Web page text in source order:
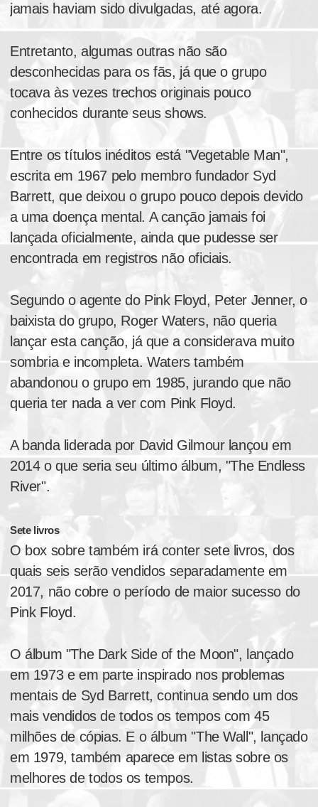
jamais haviam sido divulgadas, até agora.
Entretanto, algumas outras não são
desconhecidas para os fãs, já que o grupo
tocava às vezes trechos originais pouco
conhecidos durante seus shows.
Entre os títulos inéditos está "Vegetable Man",
escrita em 1967 pelo membro fundador Syd
Barrett, que deixou o grupo pouco depois devido
a uma doença mental. A canção jamais foi
lançada oficialmente, ainda que pudesse ser
encontrada em registros não oficiais.
Segundo o agente do Pink Floyd, Peter Jenner, o
baixista do grupo, Roger Waters, não queria
lançar esta canção, já que a considerava muito
sombria e incompleta. Waters também
abandonou o grupo em 1985, jurando que não
queria ter nada a ver com Pink Floyd.
A banda liderada por David Gilmour lançou em
2014 o que seria seu último álbum, "The Endless
River".
Sete livros
O box sobre também irá conter sete livros, dos
quais seis serão vendidos separadamente em
2017, não cobre o período de maior sucesso do
Pink Floyd.
O álbum "The Dark Side of the Moon", lançado
em 1973 e em parte inspirado nos problemas
mentais de Syd Barrett, continua sendo um dos
mais vendidos de todos os tempos com 45
milhões de cópias. E o álbum "The Wall", lançado
em 1979, também aparece em listas sobre os
melhores de todos os tempos.